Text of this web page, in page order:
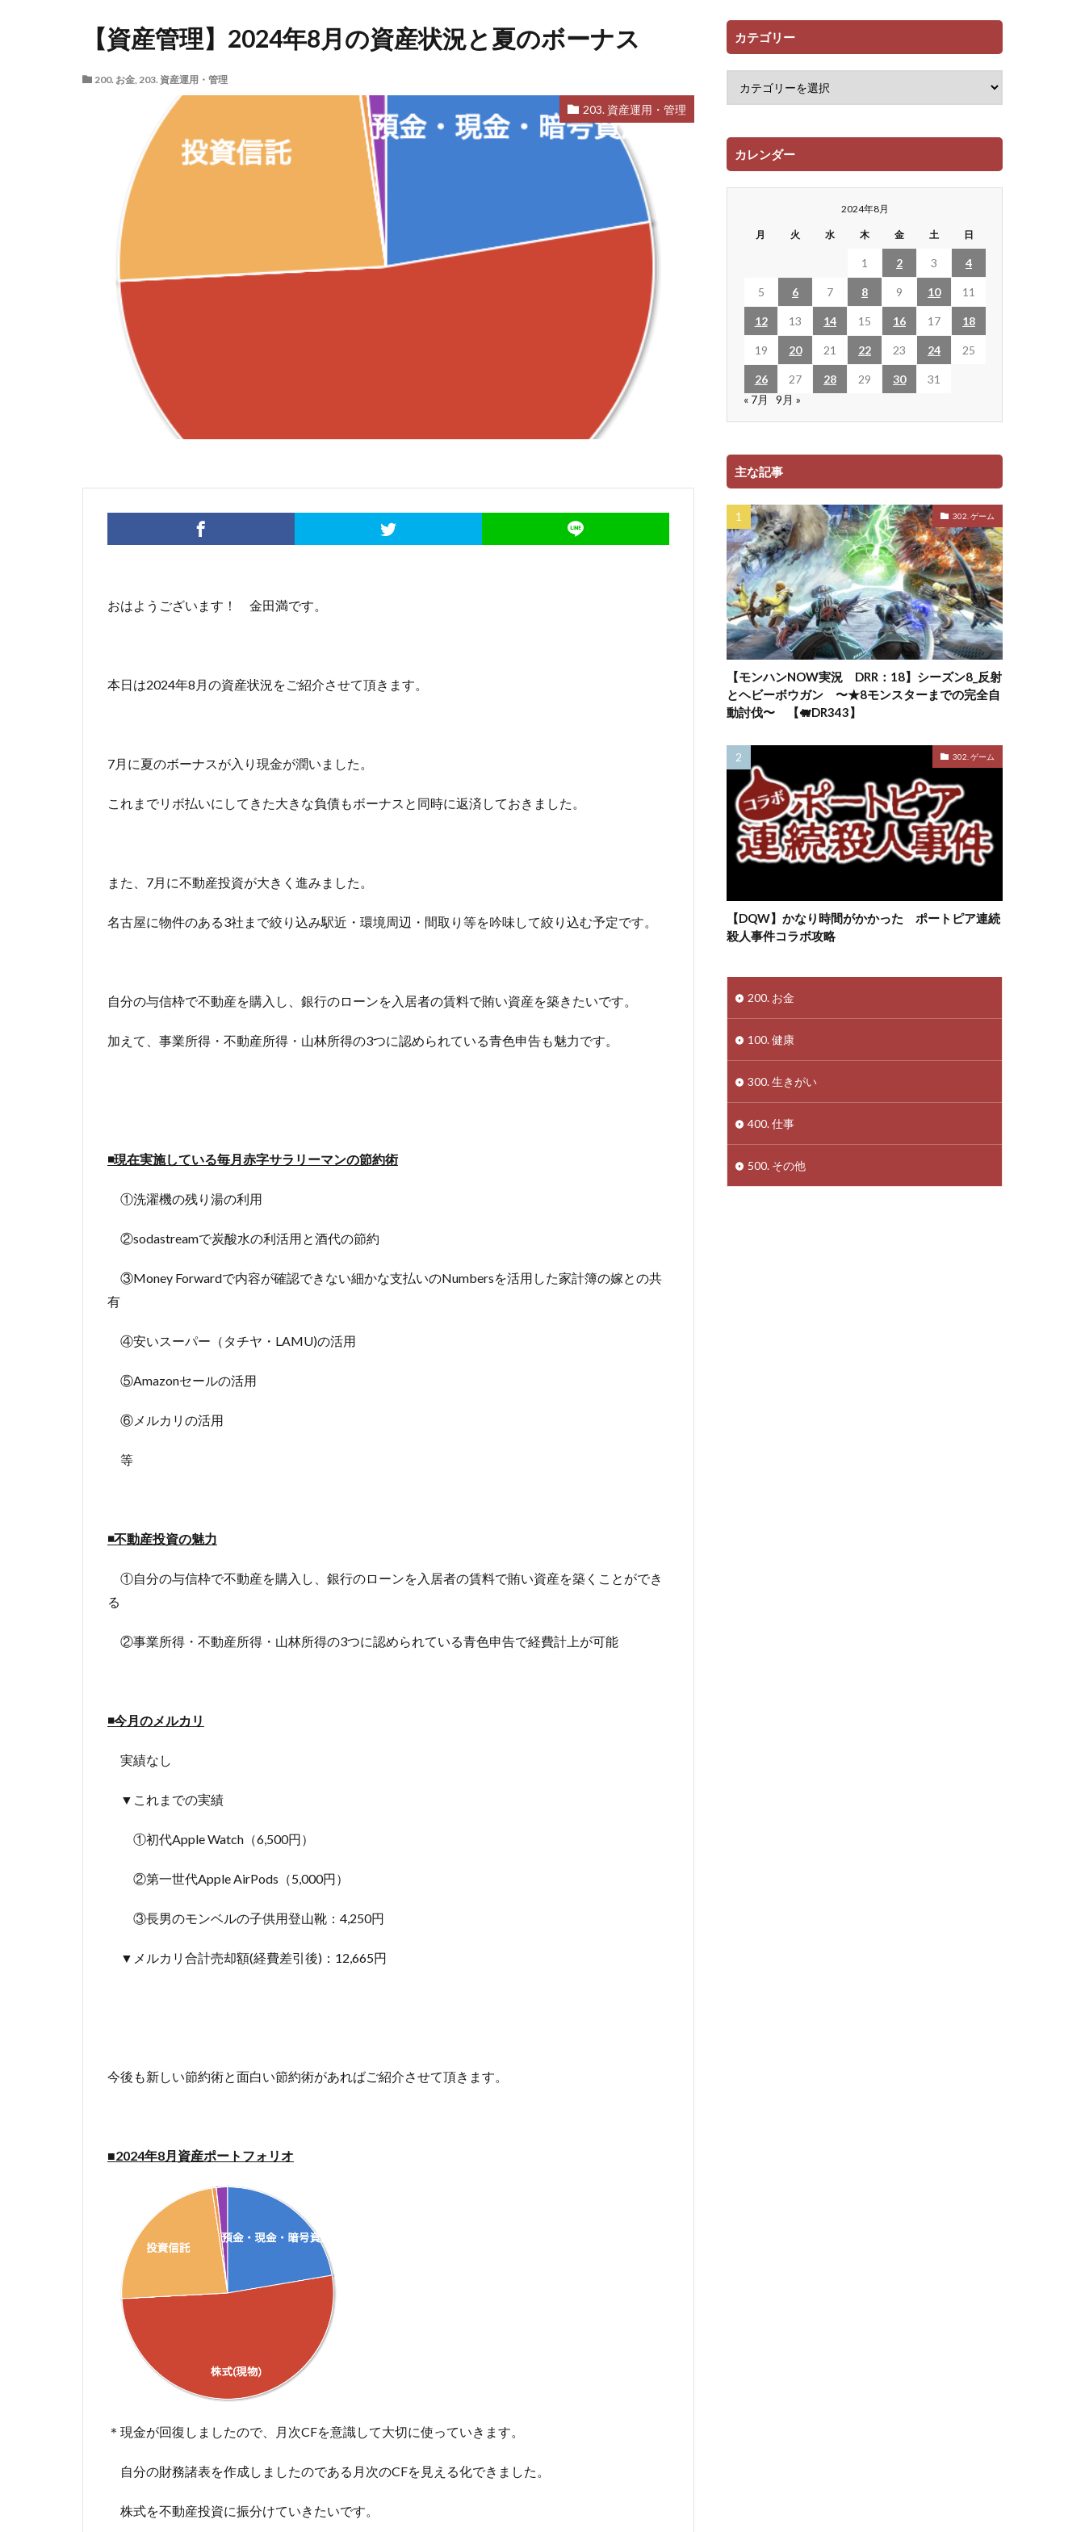
【資産管理】2024年8月の資産状況と夏のボーナス
200. お金, 203. 資産運用・管理
203. 資産運用・管理
おはようございます！ 金田満です。
本日は2024年8月の資産状況をご紹介させて頂きます。
7月に夏のボーナスが入り現金が潤いました。
これまでリボ払いにしてきた大きな負債もボーナスと同時に返済しておきました。
また、7月に不動産投資が大きく進みました。
名古屋に物件のある3社まで絞り込み駅近・環境周辺・間取り等を吟味して絞り込む予定です。
自分の与信枠で不動産を購入し、銀行のローンを入居者の賃料で賄い資産を築きたいです。
加えて、事業所得・不動産所得・山林所得の3つに認められている青色申告も魅力です。
◾️現在実施している毎月赤字サラリーマンの節約術
①洗濯機の残り湯の利用
②sodastreamで炭酸水の利活用と酒代の節約
③Money Forwardで内容が確認できない細かな支払いのNumbersを活用した家計簿の嫁との共
有
④安いスーパー（タチヤ・LAMU)の活用
⑤Amazonセールの活用
⑥メルカリの活用
等
◾️不動産投資の魅力
①自分の与信枠で不動産を購入し、銀行のローンを入居者の賃料で賄い資産を築くことができ
る
②事業所得・不動産所得・山林所得の3つに認められている青色申告で経費計上が可能
◾️今月のメルカリ
実績なし
▼これまでの実績
①初代Apple Watch（6,500円）
②第一世代Apple AirPods（5,000円）
③長男のモンベルの子供用登山靴：4,250円
▼メルカリ合計売却額(経費差引後)：12,665円
今後も新しい節約術と面白い節約術があればご紹介させて頂きます。
■2024年8月資産ポートフォリオ
＊現金が回復しましたので、月次CFを意識して大切に使っていきます。
自分の財務諸表を作成しましたのである月次のCFを見える化できました。
株式を不動産投資に振分けていきたいです。
カテゴリー
カレンダー
2024年8月
月 火 水 木 金 土 日
1 2 3 4
5 6 7 8 9 10 11
12 13 14 15 16 17 18
19 20 21 22 23 24 25
26 27 28 29 30
31
« 7月
9月 »
主な記事
302. ゲーム
【モンハンNOW実況 DRR：18】シーズン8_反射
とヘビーボウガン 〜★8モンスターまでの完全自
動討伐〜 【🐖DR343】
302. ゲーム
【DQW】かなり時間がかかった ポートピア連続
殺人事件コラボ攻略
200. お金
100. 健康
300. 生きがい
400. 仕事
500. その他